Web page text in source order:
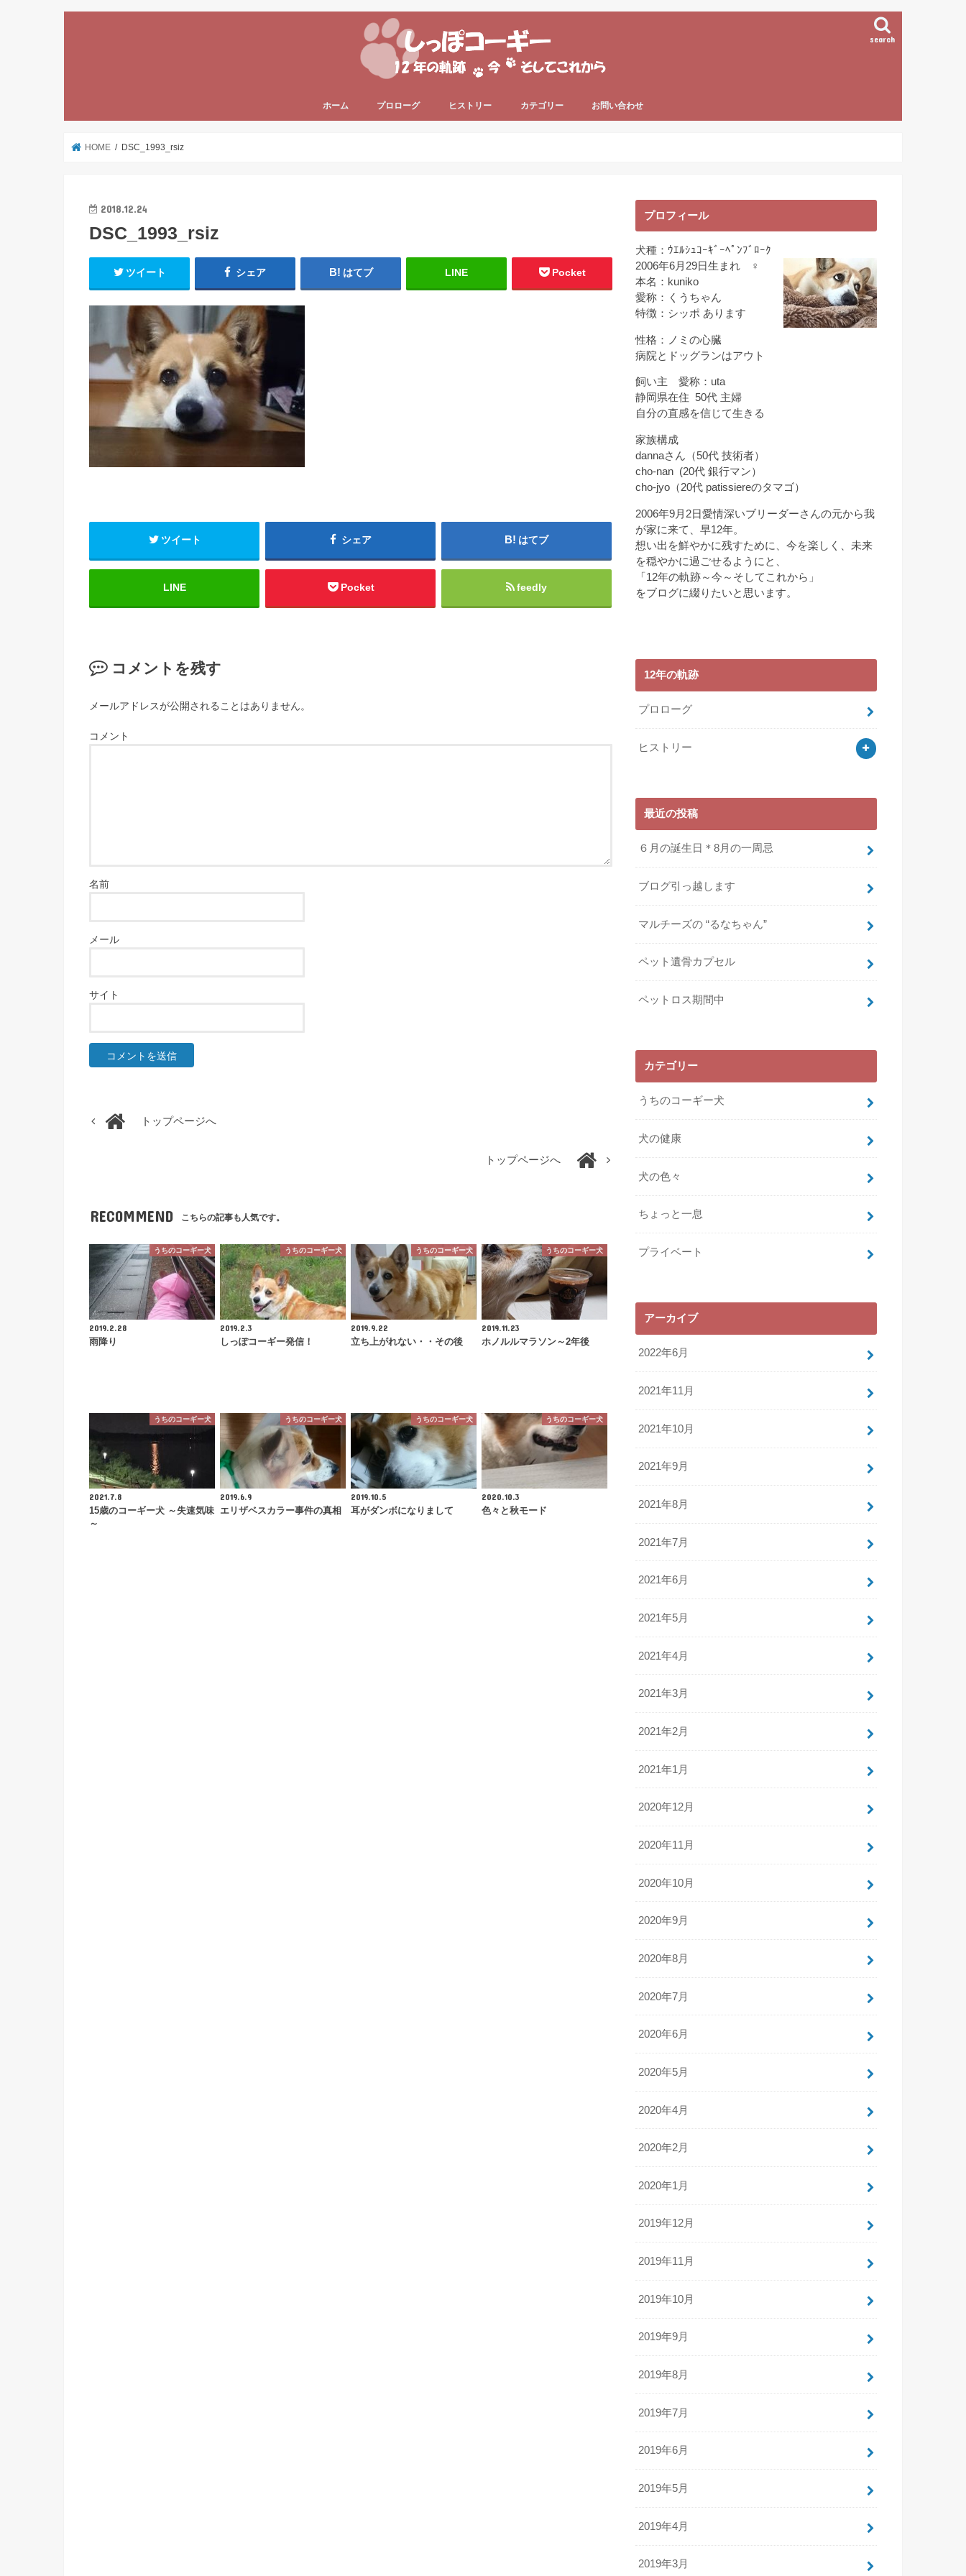
search
ホーム プロローグ ヒストリー カテゴリー お問い合わせ
HOME DSC_1993_rsiz
2018.12.24
DSC_1993_rsiz
ツイート シェア はてブ LINE Pocket
ツイート シェア はてブ
LINE Pocket feedly
コメントを残す
メールアドレスが公開されることはありません。
コメント
名前
メール
サイト
トップページへ
トップページへ
RECOMMEND こちらの記事も人気です。
うちのコーギー犬
2019.2.28
雨降り
うちのコーギー犬
2019.2.3
しっぽコーギー発信！
うちのコーギー犬
2019.9.22
立ち上がれない・・その後
うちのコーギー犬
2019.11.23
ホノルルマラソン～2年後
うちのコーギー犬
2021.7.8
15歳のコーギー犬 ～失速気味
～
うちのコーギー犬
2019.6.9
エリザベスカラー事件の真相
うちのコーギー犬
2019.10.5
耳がダンボになりまして
うちのコーギー犬
2020.10.3
色々と秋モード
プロフィール
犬種：ｳｴﾙｼｭｺｰｷﾞｰﾍﾟﾝﾌﾞﾛｰｸ
2006年6月29日生まれ ♀
本名：kuniko
愛称：くうちゃん
特徴：シッポ あります
性格：ノミの心臓
病院とドッグランはアウト
飼い主 愛称：uta
静岡県在住 50代 主婦
自分の直感を信じて生きる
家族構成
dannaさん（50代 技術者）
cho-nan (20代 銀行マン）
cho-jyo（20代 patissiereのタマゴ）
2006年9月2日愛情深いブリーダーさんの元から我
が家に来て、早12年。
想い出を鮮やかに残すために、今を楽しく、未来
を穏やかに過ごせるようにと、
「12年の軌跡～今～そしてこれから」
をブログに綴りたいと思います。
12年の軌跡
プロローグ
ヒストリー
最近の投稿
６月の誕生日＊8月の一周忌
ブログ引っ越します
マルチーズの “るなちゃん”
ペット遺骨カプセル
ペットロス期間中
カテゴリー
うちのコーギー犬
犬の健康
犬の色々
ちょっと一息
プライベート
アーカイブ
2022年6月
2021年11月
2021年10月
2021年9月
2021年8月
2021年7月
2021年6月
2021年5月
2021年4月
2021年3月
2021年2月
2021年1月
2020年12月
2020年11月
2020年10月
2020年9月
2020年8月
2020年7月
2020年6月
2020年5月
2020年4月
2020年2月
2020年1月
2019年12月
2019年11月
2019年10月
2019年9月
2019年8月
2019年7月
2019年6月
2019年5月
2019年4月
2019年3月